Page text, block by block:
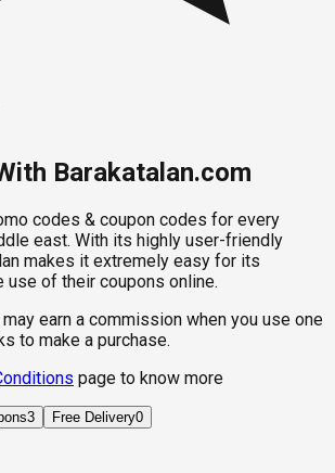
Barakatalan.com
codes & coupon codes for every
east. With its highly user-friendly
makes it extremely easy for its
use of their coupons online.
may earn a commission when you use one
to make a purchase.
page to know more
3 Free Delivery0